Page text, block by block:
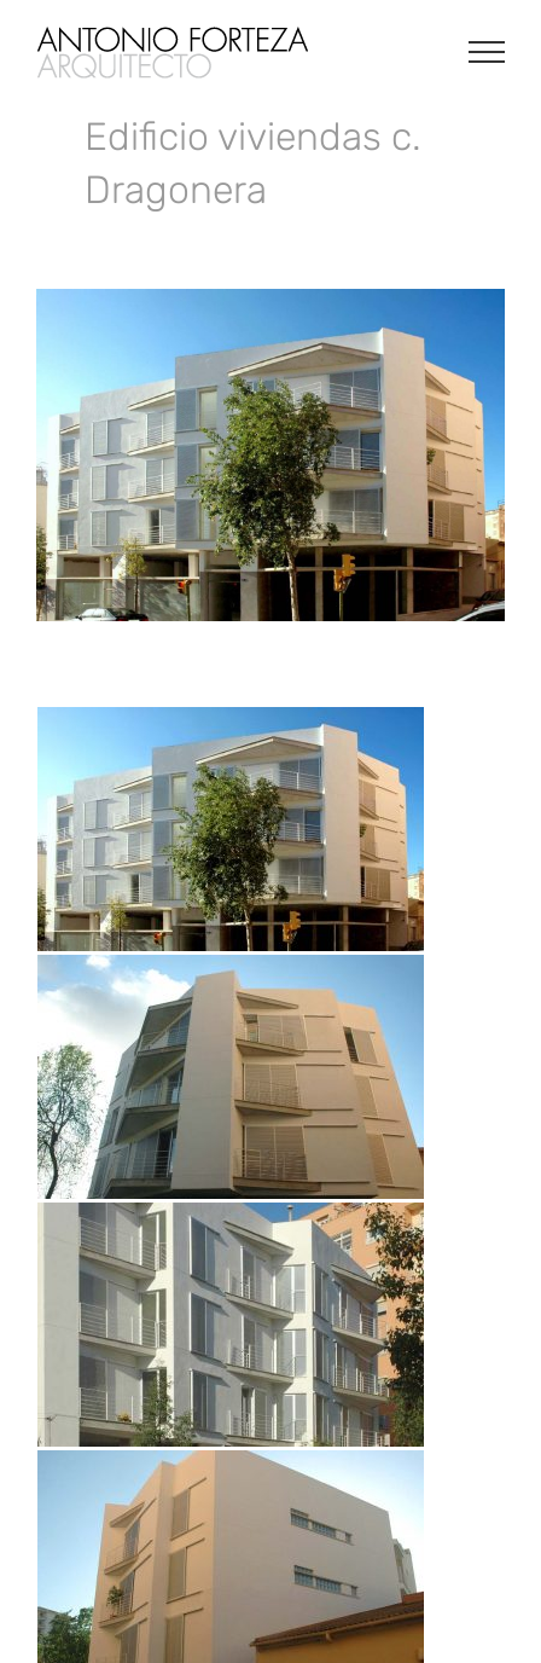
Edificio viviendas c.
Dragonera